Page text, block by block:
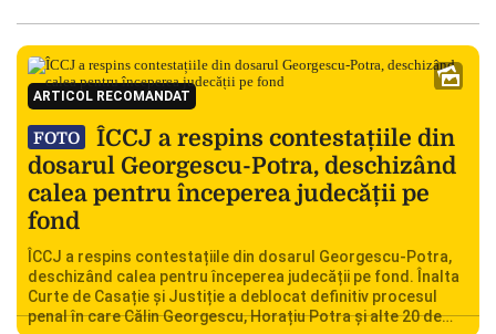
ARTICOL RECOMANDAT
FOTO
ÎCCJ a respins contestațiile din
dosarul Georgescu-Potra, deschizând
calea pentru începerea judecății pe
fond
ÎCCJ a respins contestațiile din dosarul Georgescu-Potra,
deschizând calea pentru începerea judecății pe fond. Înalta
Curte de Casație și Justiție a deblocat definitiv procesul
penal în care Călin Georgescu, Horațiu Potra și alte 20 de